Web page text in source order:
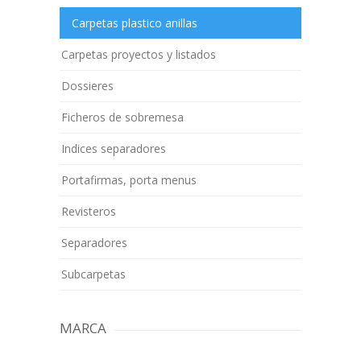
Carpetas plastico anillas
Carpetas proyectos y listados
Dossieres
Ficheros de sobremesa
Indices separadores
Portafirmas, porta menus
Revisteros
Separadores
Subcarpetas
MARCA